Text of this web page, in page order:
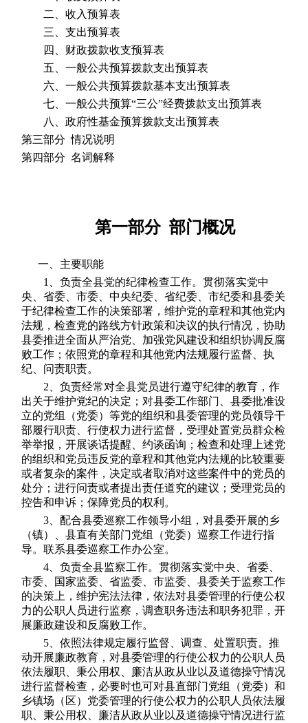
二、收入预算表
三、支出预算表
四、财政拨款收支预算表
五、一般公共预算拨款支出预算表
六、一般公共预算拨款基本支出预算表
七、一般公共预算“三公”经费拨款支出预算表
八、政府性基金预算拨款支出预算表
第三部分 情况说明
第四部分 名词解释
第一部分 部门概况
一、主要职能
1、负责全县党的纪律检查工作。贯彻落实党中
央、省委、市委、中央纪委、省纪委、市纪委和县委关
于纪律检查工作的决策部署，维护党的章程和其他党内
法规，检查党的路线方针政策和决议的执行情况，协助
县委推进全面从严治党、加强党风建设和组织协调反腐
败工作；依照党的章程和其他党内法规履行监督、执
纪、问责职责。
2、负责经常对全县党员进行遵守纪律的教育，作
出关于维护党纪的决定；对县委工作部门、县委批准设
立的党组（党委）等党的组织和县委管理的党员领导干
部履行职责、行使权力进行监督，受理处置党员群众检
举举报，开展谈话提醒、约谈函询；检查和处理上述党
的组织和党员违反党的章程和其他党内法规的比较重要
或者复杂的案件，决定或者取消对这些案件中的党员的
处分；进行问责或者提出责任道究的建议；受理党员的
控告和申诉；保障党员的权利。
3、配合县委巡察工作领导小组，对县委开展的乡
（镇）、县直有关部门党组（党委）巡察工作进行指
导。联系县委巡察工作办公室。
4、负责全县监察工作。贯彻落实党中央、省委、
市委、国家监委、省监委、市监委、县委关于监察工作
的决策上，维护宪法法律，依法对县委管理的行使公权
力的公职人员进行监察，调查职务违法和职务犯罪，开
展廉政建设和反腐败工作。
5、依照法律规定履行监督、调查、处置职责。推
动开展廉政教育，对县委管理的行使公权力的公职人员
依法履职、秉公用权、廉洁从政从业以及道德操守情况
进行监督检查，必要时也可对县直部门党组（党委）和
乡镇场（区）党委管理的行使公权力的公职人员依法履
职、秉公用权、廉洁从政从业以及道德操守情况进行监